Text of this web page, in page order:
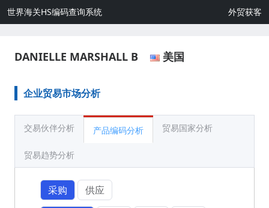
世界海关HS编码查询系统 外贸获客
DANIELLE MARSHALL B 美国
企业贸易市场分析
交易伙伴分析 产品编码分析 贸易国家分析
贸易趋势分析
采购
供应